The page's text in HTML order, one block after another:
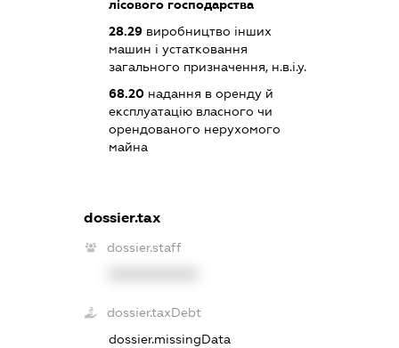
лісового господарства
28.29виробництво інших
машин і устатковання
загального призначення, н.в.і.у.
68.20надання в оренду й
експлуатацію власного чи
орендованого нерухомого
майна
dossier.tax
dossier.staff
dossier.taxDebt
dossier.missingData